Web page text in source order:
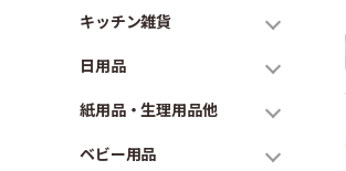
キッチン雑貨
日用品
紙用品・生理用品他
ベビー用品